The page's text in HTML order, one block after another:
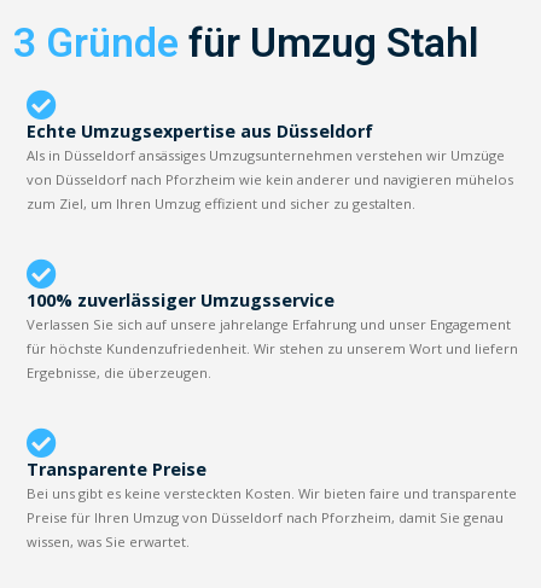
3 Gründe für Umzug Stahl
Echte Umzugsexpertise aus Düsseldorf
Als in Düsseldorf ansässiges Umzugsunternehmen verstehen wir Umzüge
von Düsseldorf nach Pforzheim wie kein anderer und navigieren mühelos
zum Ziel, um Ihren Umzug effizient und sicher zu gestalten.
100% zuverlässiger Umzugsservice
Verlassen Sie sich auf unsere jahrelange Erfahrung und unser Engagement
für höchste Kundenzufriedenheit. Wir stehen zu unserem Wort und liefern
Ergebnisse, die überzeugen.
Transparente Preise
Bei uns gibt es keine versteckten Kosten. Wir bieten faire und transparente
Preise für Ihren Umzug von Düsseldorf nach Pforzheim, damit Sie genau
wissen, was Sie erwartet.